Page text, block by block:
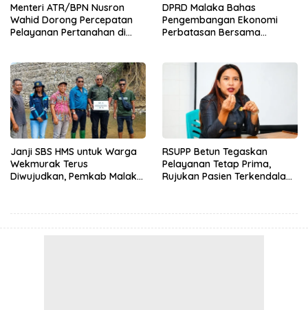
Menteri ATR/BPN Nusron
Wahid Dorong Percepatan
Pelayanan Pertanahan di
DPRD Malaka Bahas
Pengembangan Ekonomi
Perbatasan Bersama
Janji SBS HMS untuk Warga
Wekmurak Terus
Diwujudkan, Pemkab Malaka
RSUPP Betun Tegaskan
Pelayanan Tetap Prima,
Rujukan Pasien Terkendala